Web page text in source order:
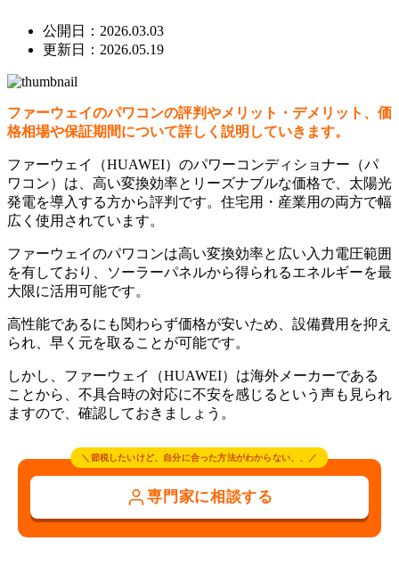
公開日：2026.03.03
更新日：2026.05.19
ファーウェイのパワコンの評判やメリット・デメリット、価
格相場や保証期間について詳しく説明していきます。
ファーウェイ（HUAWEI）のパワーコンディショナー（パ
ワコン）は、高い変換効率とリーズナブルな価格で、太陽光
発電を導入する方から評判です。住宅用・産業用の両方で幅
広く使用されています。
ファーウェイのパワコンは高い変換効率と広い入力電圧範囲
を有しており、ソーラーパネルから得られるエネルギーを最
大限に活用可能です。
高性能であるにも関わらず価格が安いため、設備費用を抑え
られ、早く元を取ることが可能です。
しかし、ファーウェイ（HUAWEI）は海外メーカーである
ことから、不具合時の対応に不安を感じるという声も見られ
ますので、確認しておきましょう。
＼節税したいけど、自分に合った方法がわからない、、／
専門家に相談する